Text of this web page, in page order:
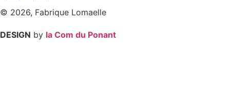
© 2026, Fabrique Lomaelle
DESIGN by la Com du Ponant